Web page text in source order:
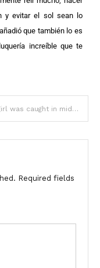
y evitar el sol sean lo
que también lo es
increíble que te
This girl was caught in mid-flight having Rela…
Required fields